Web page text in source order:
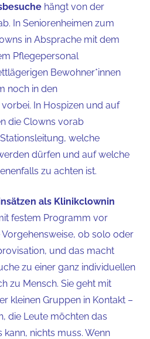
hängt von der
In Seniorenheimen zum
in Absprache mit dem
Pflegepersonal
Bewohner*innen
noch in den
In Hospizen und auf
die Clowns vorab
welche
dürfen und auf welche
zu achten ist.
als Klinikclownin
festem Programm vor
ob solo oder
und das macht
zu einer ganz individuellen
zu Mensch. Sie geht mit
kleinen Gruppen in Kontakt –
die Leute möchten das
nichts muss. Wenn